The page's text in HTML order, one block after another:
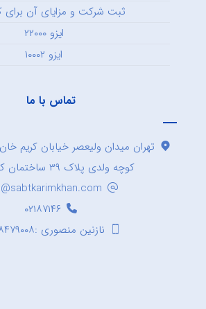
ثبت شرکت و مزایای آن برای
ایزو ۲۲۰۰۰
ایزو ۱۰۰۰۲
تماس با ما
تهران میدان ولیعصر خیابان کریم
کوچه ولدی پلاک ۳۹ ساختمان کریم خان
۰۲۱۸۷۱۴۶
نازنین منصوری :۰۹۱۲۸۴۷۹۰۰۸